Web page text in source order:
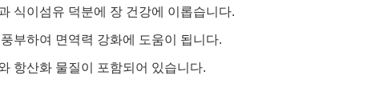
식이섬유 덕분에 장 건강에 이롭습니다.
부하여 면역력 강화에 도움이 됩니다.
항산화 물질이 포함되어 있습니다.